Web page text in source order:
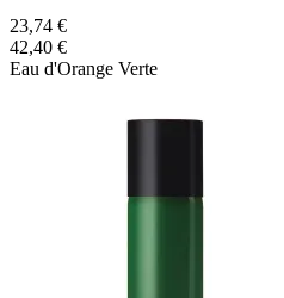
23,74 €
42,40 €
Eau d'Orange Verte